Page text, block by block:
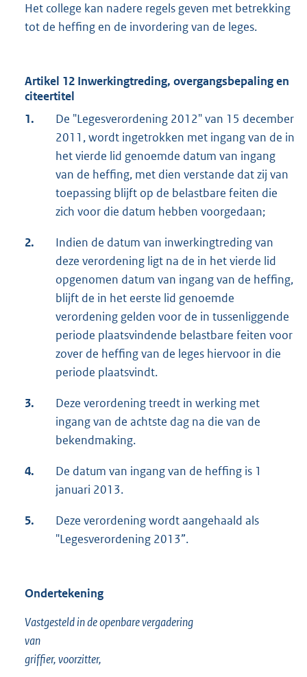
Het college kan nadere regels geven met betrekking
tot de heffing en de invordering van de leges.
Artikel 12 Inwerkingtreding, overgangsbepaling en
citeertitel
1.
De "Legesverordening 2012" van 15 december
2011, wordt ingetrokken met ingang van de in
het vierde lid genoemde datum van ingang
van de heffing, met dien verstande dat zij van
toepassing blijft op de belastbare feiten die
zich voor die datum hebben voorgedaan;
2.
Indien de datum van inwerkingtreding van
deze verordening ligt na de in het vierde lid
opgenomen datum van ingang van de heffing,
blijft de in het eerste lid genoemde
verordening gelden voor de in tussenliggende
periode plaatsvindende belastbare feiten voor
zover de heffing van de leges hiervoor in die
periode plaatsvindt.
3.
Deze verordening treedt in werking met
ingang van de achtste dag na die van de
bekendmaking.
4.
De datum van ingang van de heffing is 1
januari 2013.
5.
Deze verordening wordt aangehaald als
"Legesverordening 2013”.
Ondertekening
Vastgesteld in de openbare vergadering
van
griffier, voorzitter,